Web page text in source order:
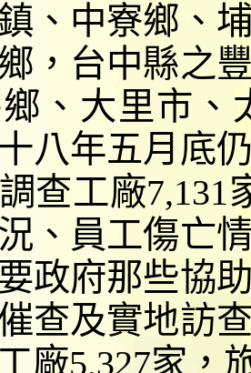
、中寮鄉、
，台中縣之
、大里市、
八年五月底
查工廠7,131
、員工傷亡
政府那些協
查及實地訪
廠5,327家，